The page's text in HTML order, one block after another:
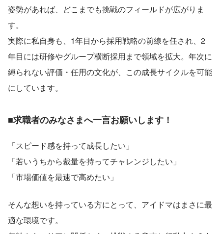
姿勢があれば、どこまでも挑戦のフィールドが広がりま
す。
実際に私自身も、1年目から採用戦略の前線を任され、2
年目には研修やグループ横断採用まで領域を拡大。年次に
縛られない評価・任用の文化が、この成長サイクルを可能
にしています。
■求職者のみなさまへ一言お願いします！
「スピード感を持って成長したい」
「若いうちから裁量を持ってチャレンジしたい」
「市場価値を最速で高めたい」
そんな想いを持っている方にとって、アイドマはまさに最
適な環境です。